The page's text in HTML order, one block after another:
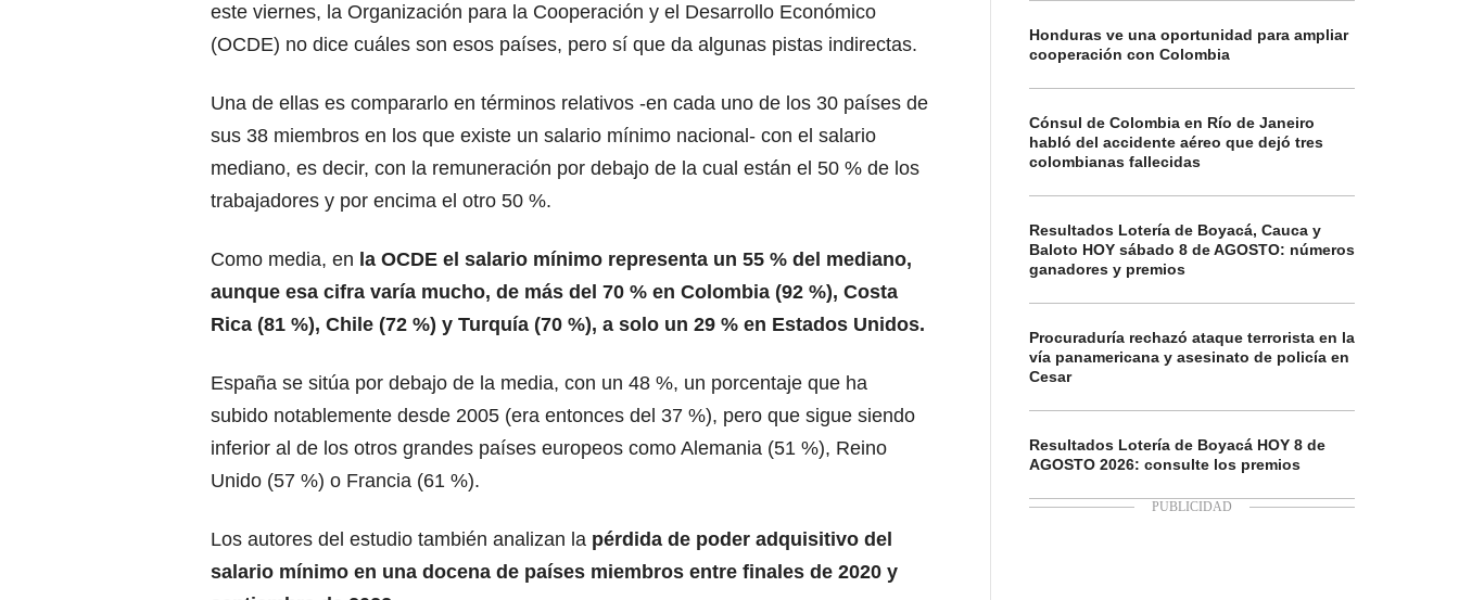
este viernes, la Organización para la Cooperación y el Desarrollo Económico
(OCDE) no dice cuáles son esos países, pero sí que da algunas pistas indirectas.
Una de ellas es compararlo en términos relativos -en cada uno de los 30 países de
sus 38 miembros en los que existe un salario mínimo nacional- con el salario
mediano, es decir, con la remuneración por debajo de la cual están el 50 % de los
trabajadores y por encima el otro 50 %.
Como media, en la OCDE el salario mínimo representa un 55 % del mediano,
aunque esa cifra varía mucho, de más del 70 % en Colombia (92 %), Costa
Rica (81 %), Chile (72 %) y Turquía (70 %), a solo un 29 % en Estados Unidos.
España se sitúa por debajo de la media, con un 48 %, un porcentaje que ha
subido notablemente desde 2005 (era entonces del 37 %), pero que sigue siendo
inferior al de los otros grandes países europeos como Alemania (51 %), Reino
Unido (57 %) o Francia (61 %).
Los autores del estudio también analizan la pérdida de poder adquisitivo del
salario mínimo en una docena de países miembros entre finales de 2020 y
Honduras ve una oportunidad para ampliar
cooperación con Colombia
Cónsul de Colombia en Río de Janeiro
habló del accidente aéreo que dejó tres
colombianas fallecidas
Resultados Lotería de Boyacá, Cauca y
Baloto HOY sábado 8 de AGOSTO: números
ganadores y premios
Procuraduría rechazó ataque terrorista en la
vía panamericana y asesinato de policía en
Cesar
Resultados Lotería de Boyacá HOY 8 de
AGOSTO 2026: consulte los premios